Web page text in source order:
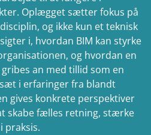
Oplægget sætter fokus på
og ikke kun et teknisk
i, hvordan BIM kan styrke
og hvordan en
an med tillid som en
i erfaringer fra blandt
gives konkrete perspektiver
skabe fælles retning, stærke
praksis.